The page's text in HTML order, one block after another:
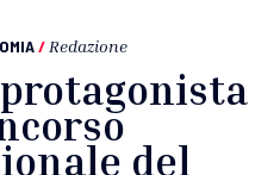
/ Redazione
del